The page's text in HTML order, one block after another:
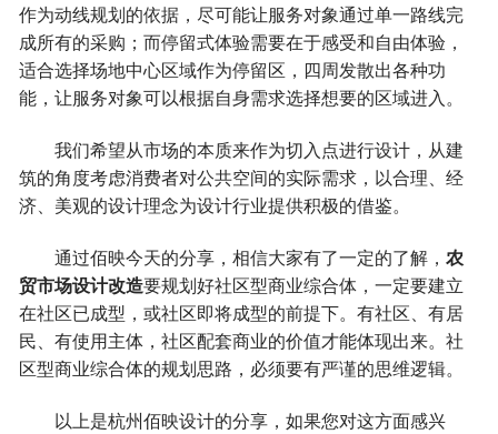
作为动线规划的依据，尽可能让服务对象通过单一路线完
成所有的采购；而停留式体验需要在于感受和自由体验，
适合选择场地中心区域作为停留区，四周发散出各种功
能，让服务对象可以根据自身需求选择想要的区域进入。
我们希望从市场的本质来作为切入点进行设计，从建
筑的角度考虑消费者对公共空间的实际需求，以合理、经
济、美观的设计理念为设计行业提供积极的借鉴。
通过佰映今天的分享，相信大家有了一定的了解，农
贸市场设计改造要规划好社区型商业综合体，一定要建立
在社区已成型，或社区即将成型的前提下。有社区、有居
民、有使用主体，社区配套商业的价值才能体现出来。社
区型商业综合体的规划思路，必须要有严谨的思维逻辑。
以上是杭州佰映设计的分享，如果您对这方面感兴